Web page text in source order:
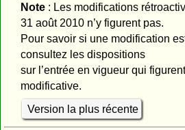
Note: Les modifications
31 août 2010 n’y figurent pas.
Pour savoir si une modification
consultez les dispositions
sur l’entrée en vigueur qui
modificative.
Version la plus récente